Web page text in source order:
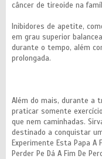
câncer de tireoide na
Inibidores de apetite,
em grau superior
durante o tempo, além
prolongada.
Além do mais, durante a
praticar somente
que nem caminhadas.
destinado a conquistar
Experimente Esta Papa A
Perder Pe Dá A Fim De